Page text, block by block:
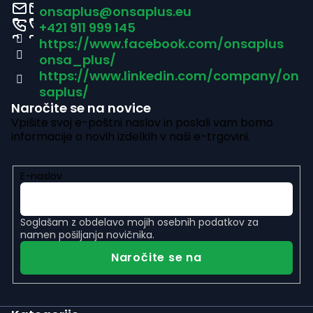
e
l
m
n
t
i
z
a
n
a
š
j
a
a
onsaplus@onsaplus.eu
+421 911 999 145
https://www.facebook.com/onsaplus
onsa_plus/
https://www.linkedin.com/company/on
saplus/
Naročite se na novice
Vpišite svoj e-poštni naslov in poslali vam bomo
informacije o novih izdelkih v naši e-trgovini.
E-naslov
Soglašam z obdelavo mojih osebnih podatkov za
namen pošiljanja novičnika.
Naročite se na